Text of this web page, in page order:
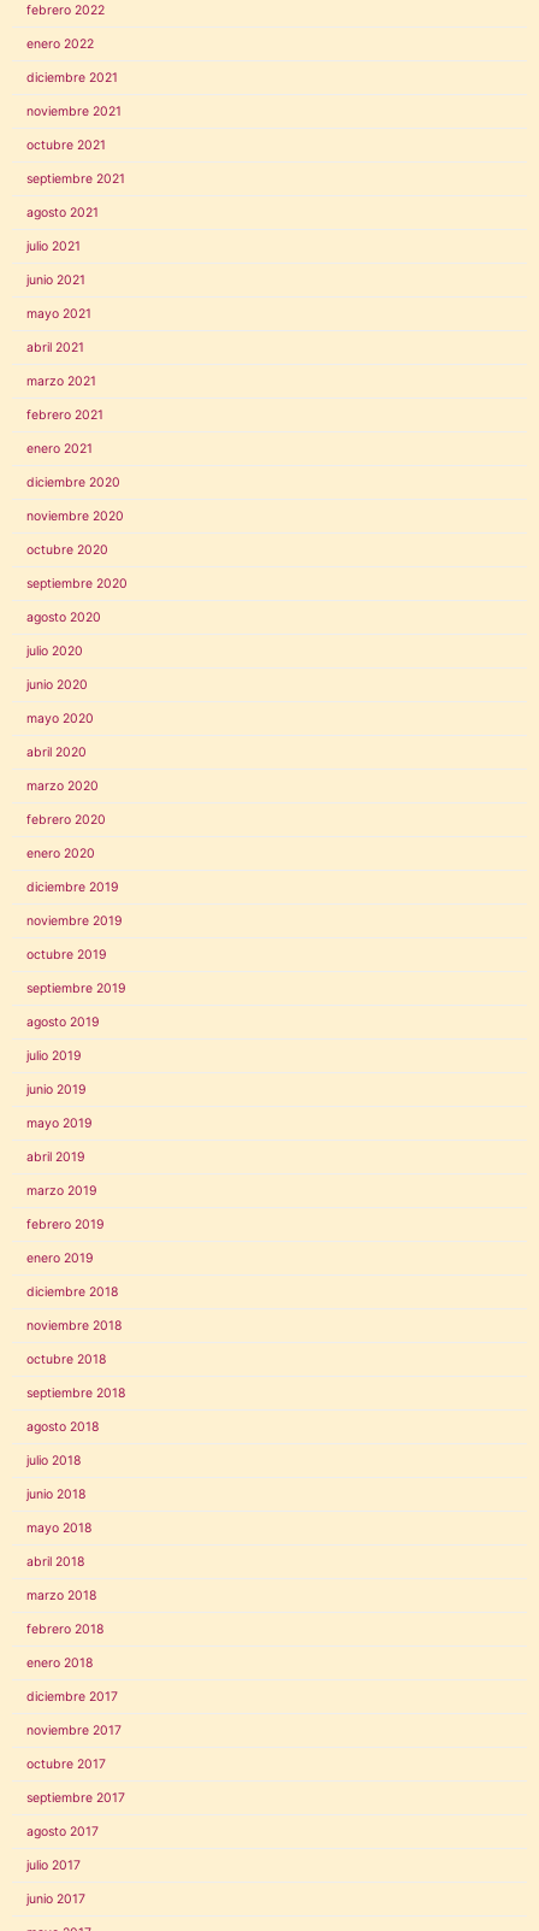
febrero 2022
enero 2022
diciembre 2021
noviembre 2021
octubre 2021
septiembre 2021
agosto 2021
julio 2021
junio 2021
mayo 2021
abril 2021
marzo 2021
febrero 2021
enero 2021
diciembre 2020
noviembre 2020
octubre 2020
septiembre 2020
agosto 2020
julio 2020
junio 2020
mayo 2020
abril 2020
marzo 2020
febrero 2020
enero 2020
diciembre 2019
noviembre 2019
octubre 2019
septiembre 2019
agosto 2019
julio 2019
junio 2019
mayo 2019
abril 2019
marzo 2019
febrero 2019
enero 2019
diciembre 2018
noviembre 2018
octubre 2018
septiembre 2018
agosto 2018
julio 2018
junio 2018
mayo 2018
abril 2018
marzo 2018
febrero 2018
enero 2018
diciembre 2017
noviembre 2017
octubre 2017
septiembre 2017
agosto 2017
julio 2017
junio 2017